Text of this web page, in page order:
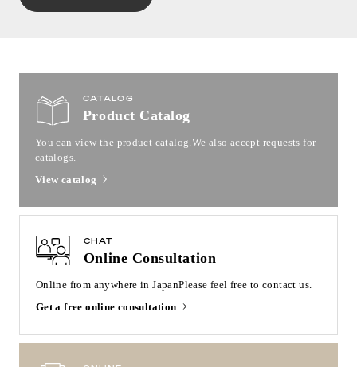
CATALOG
Product Catalog
You can view the product catalog. We also accept requests for
catalogs.
View catalog
CHAT
Online Consultation
Online from anywhere in JapanPlease feel free to contact us.
Get a free online consultation